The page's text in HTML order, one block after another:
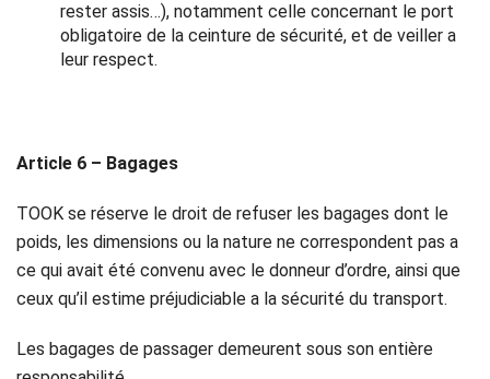
rester assis…), notamment celle concernant le port
obligatoire de la ceinture de sécurité, et de veiller a
leur respect.
Article 6 – Bagages
TOOK se réserve le droit de refuser les bagages dont le
poids, les dimensions ou la nature ne correspondent pas a
ce qui avait été convenu avec le donneur d’ordre, ainsi que
ceux qu’il estime préjudiciable a la sécurité du transport.
Les bagages de passager demeurent sous son entière